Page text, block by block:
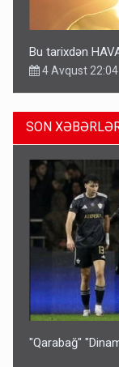
Bu tarixdən
4 Avqust 22:04
ŞOK! David
14:14
SON
"Qarabağ"